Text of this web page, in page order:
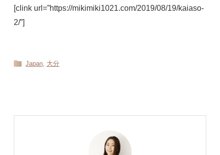
[clink url=”https://mikimiki1021.com/2019/08/19/kaiaso-
2/”]
Japan 大分